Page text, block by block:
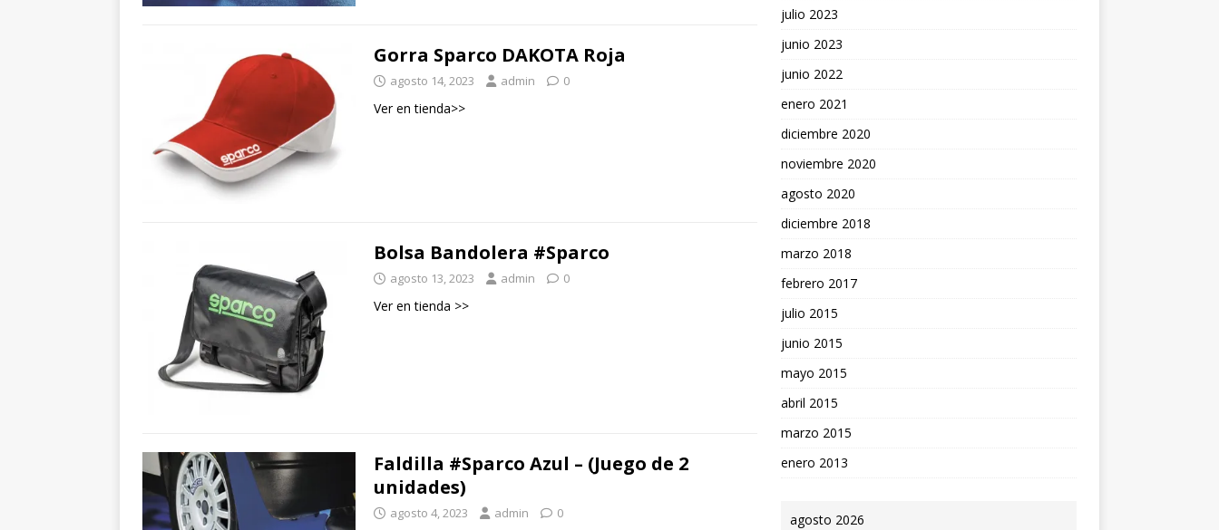
Gorra Sparco DAKOTA Roja
agosto 14, 2023 admin 0
Ver en tienda>>
Bolsa Bandolera #Sparco
agosto 13, 2023 admin 0
Ver en tienda >>
Faldilla #Sparco Azul – (Juego de 2
unidades)
agosto 4, 2023 admin 0
julio 2023
junio 2023
junio 2022
enero 2021
diciembre 2020
noviembre 2020
agosto 2020
diciembre 2018
marzo 2018
febrero 2017
julio 2015
junio 2015
mayo 2015
abril 2015
marzo 2015
enero 2013
agosto 2026